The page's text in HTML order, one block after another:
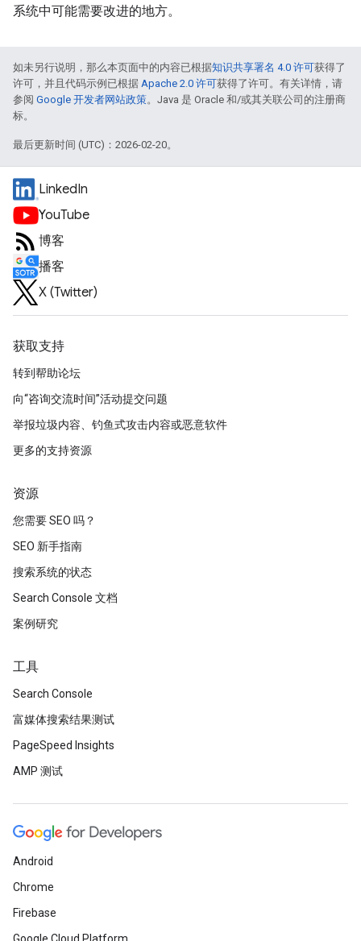
系统中可能需要改进的地方。
如未另行说明，那么本页面中的内容已根据知识共享署名 4.0 许可获得了
许可，并且代码示例已根据 Apache 2.0 许可获得了许可。有关详情，请
参阅 Google 开发者网站政策。Java 是 Oracle 和/或其关联公司的注册商
标。
最后更新时间 (UTC)：2026-02-20。
LinkedIn
YouTube
博客
播客
X (Twitter)
获取支持
转到帮助论坛
向“咨询交流时间”活动提交问题
举报垃圾内容、钓鱼式攻击内容或恶意软件
更多的支持资源
资源
您需要 SEO 吗？
SEO 新手指南
搜索系统的状态
Search Console 文档
案例研究
工具
Search Console
富媒体搜索结果测试
PageSpeed Insights
AMP 测试
Android
Chrome
Firebase